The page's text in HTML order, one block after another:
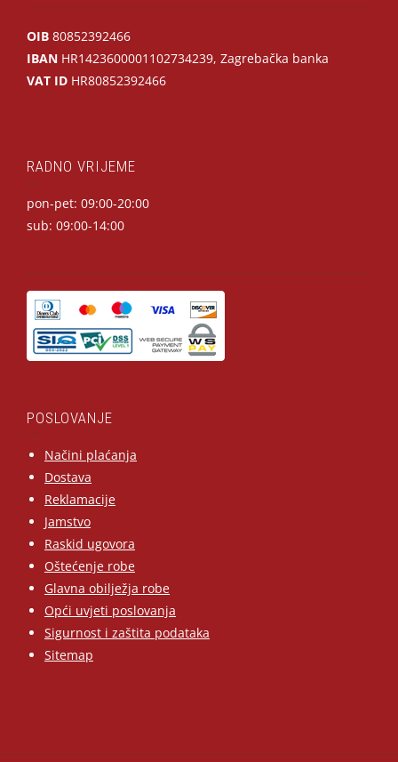
OIB 80852392466
IBAN HR1423600001102734239, Zagrebačka banka
VAT ID HR80852392466
RADNO VRIJEME
pon-pet: 09:00-20:00
sub: 09:00-14:00
POSLOVANJE
Načini plaćanja
Dostava
Reklamacije
Jamstvo
Raskid ugovora
Oštećenje robe
Glavna obilježja robe
Opći uvjeti poslovanja
Sigurnost i zaštita podataka
Sitemap